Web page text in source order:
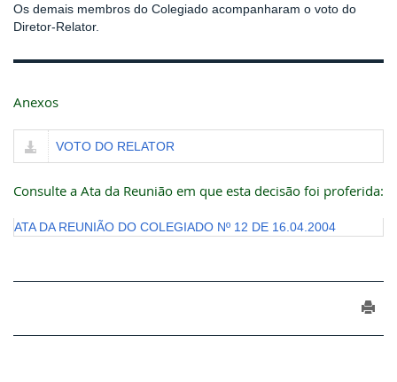
Os demais membros do Colegiado acompanharam o voto do
Diretor-Relator.
Anexos
VOTO DO RELATOR
Consulte a Ata da Reunião em que esta decisão foi proferida:
ATA DA REUNIÃO DO COLEGIADO Nº 12 DE 16.04.2004